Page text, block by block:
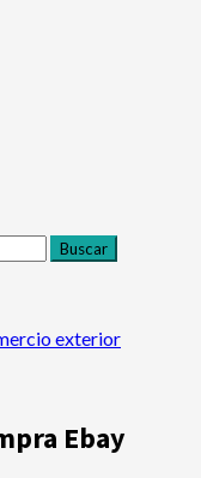
exterior
Ebay